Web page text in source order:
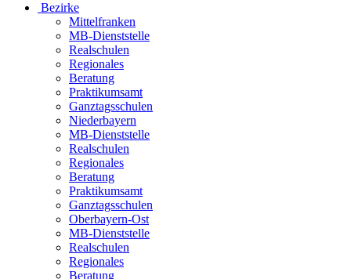
Bezirke
Mittelfranken
MB-Dienststelle
Realschulen
Regionales
Beratung
Praktikumsamt
Ganztagsschulen
Niederbayern
MB-Dienststelle
Realschulen
Regionales
Beratung
Praktikumsamt
Ganztagsschulen
Oberbayern-Ost
MB-Dienststelle
Realschulen
Regionales
Beratung